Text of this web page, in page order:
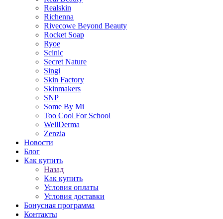
Realskin
Richenna
Rivecowe Beyond Beauty
Rocket Soap
Ryoe
Scinic
Secret Nature
Singi
Skin Factory
Skinmakers
SNP
Some By Mi
Too Cool For School
WellDerma
Zenzia
Новости
Блог
Как купить
Назад
Как купить
Условия оплаты
Условия доставки
Бонусная программа
Контакты